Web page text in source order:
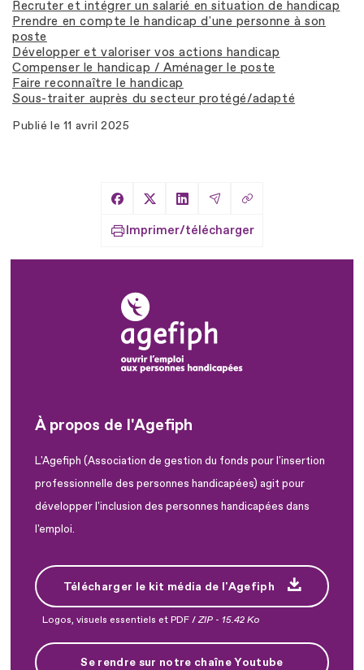
Recruter et intégrer un salarié en situation de handicap
Prendre en compte le handicap d'une personne à son
poste
Développer et valoriser vos actions handicap
Compenser le handicap / Aménager le poste
Faire reconnaître le handicap
Sous-traiter auprès du secteur protégé/adapté
Publié le 11 avril 2025
Partager sur Facebook
Partager sur X
Partager sur LinkedIn
Partager par Email
Copier le lien
Imprimer/télécharger
À propos de l'Agefiph
L'Agefiph (Association de gestion du fonds pour l'insertion
professionnelle des personnes handicapées) agit pour
développer l'inclusion des personnes handicapées dans
l'emploi.
Télécharger le kit média de l'Agefiph
Logos, visuels essentiels et PDF /ZIP - 15.42 Ko
Se rendre sur notre chaîne Youtube